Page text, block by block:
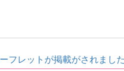
レットが掲載がされました